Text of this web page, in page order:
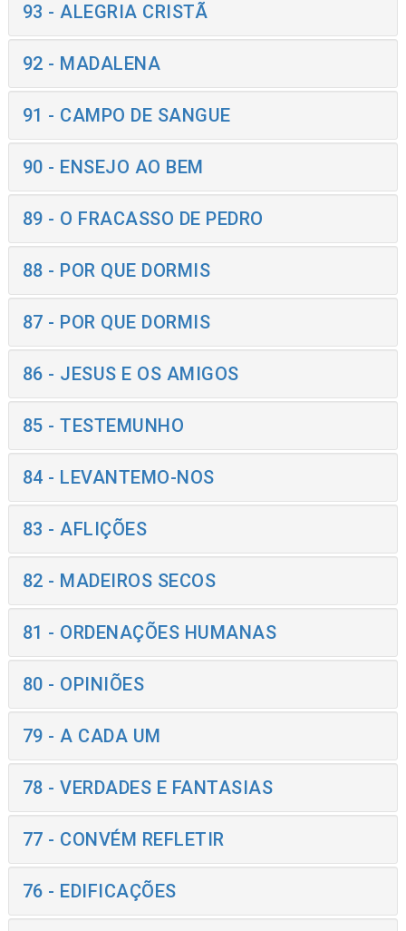
93 - ALEGRIA CRISTÃ
92 - MADALENA
91 - CAMPO DE SANGUE
90 - ENSEJO AO BEM
89 - O FRACASSO DE PEDRO
88 - POR QUE DORMIS
87 - POR QUE DORMIS
86 - JESUS E OS AMIGOS
85 - TESTEMUNHO
84 - LEVANTEMO-NOS
83 - AFLIÇÕES
82 - MADEIROS SECOS
81 - ORDENAÇÕES HUMANAS
80 - OPINIÕES
79 - A CADA UM
78 - VERDADES E FANTASIAS
77 - CONVÉM REFLETIR
76 - EDIFICAÇÕES